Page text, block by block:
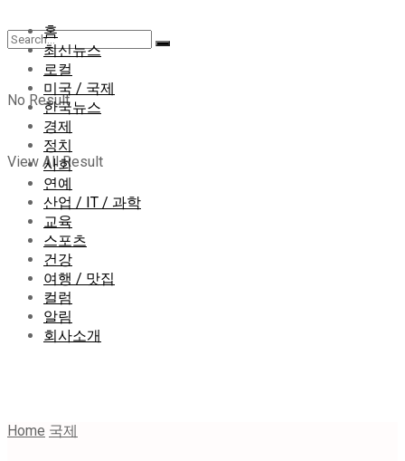
No Result
View All Result
홈
최신뉴스
로컬
미국 / 국제
한국뉴스
경제
정치
사회
연예
산업 / IT / 과학
교육
스포츠
건강
여행 / 맛집
컬럼
알림
회사소개
Home 국제